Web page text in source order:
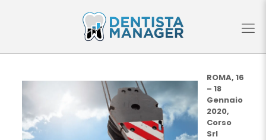
ROMA, 16
– 18
Gennaio
2020,
Corso
Srl